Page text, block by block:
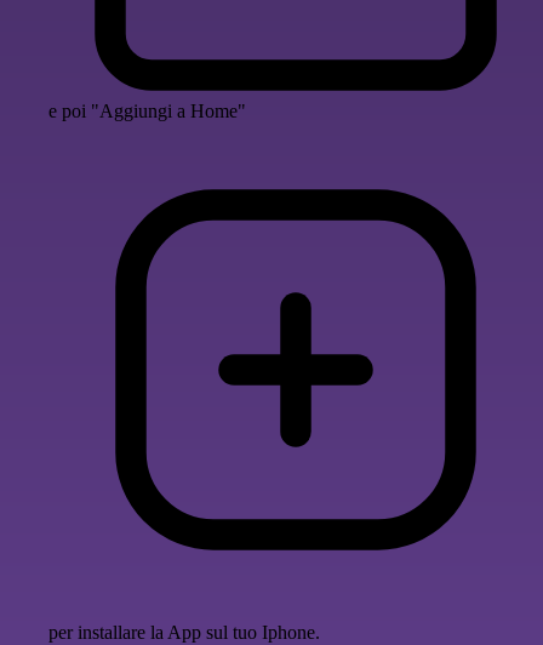
e poi "Aggiungi a Home"
per installare la App sul tuo Iphone.